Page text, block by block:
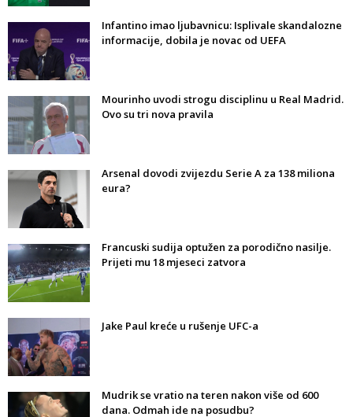
Infantino imao ljubavnicu: Isplivale skandalozne
informacije, dobila je novac od UEFA
Mourinho uvodi strogu disciplinu u Real Madrid.
Ovo su tri nova pravila
Arsenal dovodi zvijezdu Serie A za 138 miliona
eura?
Francuski sudija optužen za porodično nasilje.
Prijeti mu 18 mjeseci zatvora
Jake Paul kreće u rušenje UFC-a
Mudrik se vratio na teren nakon više od 600
dana. Odmah ide na posudbu?